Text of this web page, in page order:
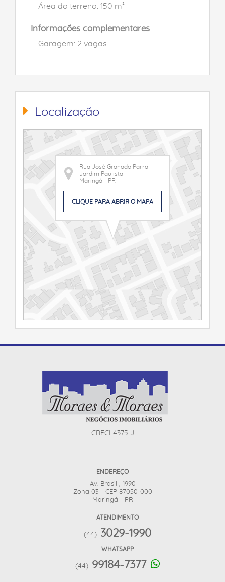
Área do terreno: 150 m²
Informações complementares
Garagem: 2 vagas
Localização
Rua José Granado Parra
Jardim Paulista
Maringá - PR
CLIQUE PARA ABRIR O MAPA
CRECI 4375 J
ENDEREÇO
Av. Brasil , 1990
Zona 03 - CEP 87050-000
Maringá - PR
ATENDIMENTO
(44) 3029-1990
WHATSAPP
(44) 99184-7377